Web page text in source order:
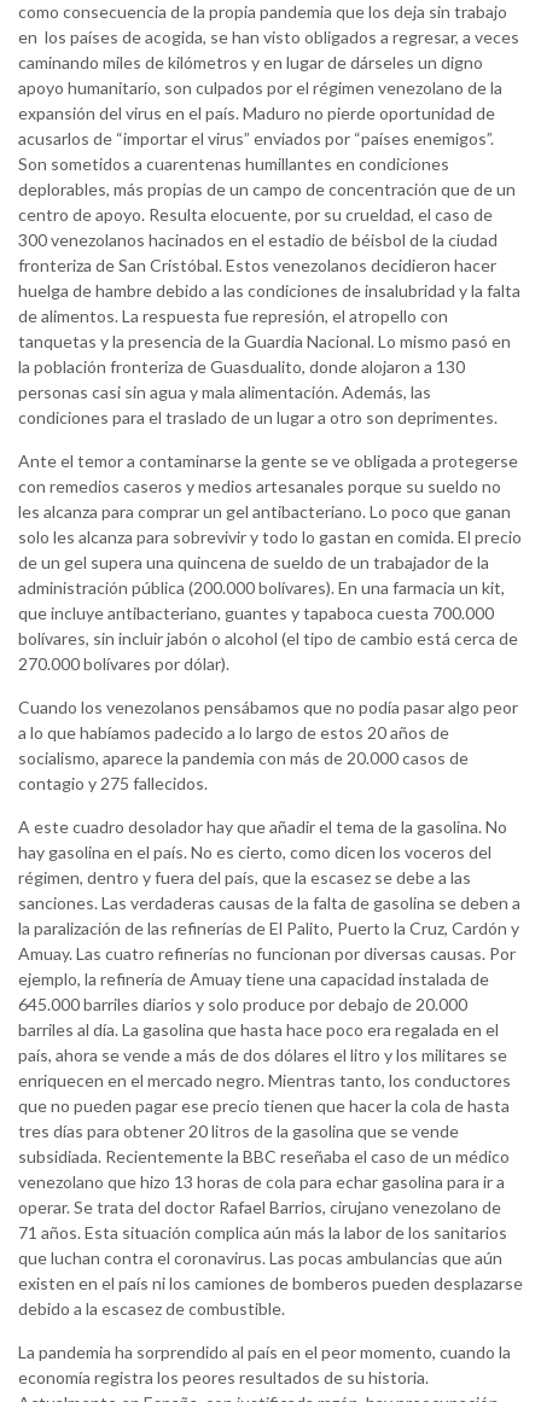
como consecuencia de la propia pandemia que los deja sin trabajo
en los países de acogida, se han visto obligados a regresar, a veces
caminando miles de kilómetros y en lugar de dárseles un digno
apoyo humanitario, son culpados por el régimen venezolano de la
expansión del virus en el país. Maduro no pierde oportunidad de
acusarlos de “importar el virus” enviados por “países enemigos”.
Son sometidos a cuarentenas humillantes en condiciones
deplorables, más propias de un campo de concentración que de un
centro de apoyo. Resulta elocuente, por su crueldad, el caso de
300 venezolanos hacinados en el estadio de béisbol de la ciudad
fronteriza de San Cristóbal. Estos venezolanos decidieron hacer
huelga de hambre debido a las condiciones de insalubridad y la falta
de alimentos. La respuesta fue represión, el atropello con
tanquetas y la presencia de la Guardia Nacional. Lo mismo pasó en
la población fronteriza de Guasdualito, donde alojaron a 130
personas casi sin agua y mala alimentación. Además, las
condiciones para el traslado de un lugar a otro son deprimentes.
Ante el temor a contaminarse la gente se ve obligada a protegerse
con remedios caseros y medios artesanales porque su sueldo no
les alcanza para comprar un gel antibacteriano. Lo poco que ganan
solo les alcanza para sobrevivir y todo lo gastan en comida. El precio
de un gel supera una quincena de sueldo de un trabajador de la
administración pública (200.000 bolívares). En una farmacia un kit,
que incluye antibacteriano, guantes y tapaboca cuesta 700.000
bolívares, sin incluir jabón o alcohol (el tipo de cambio está cerca de
270.000 bolívares por dólar).
Cuando los venezolanos pensábamos que no podía pasar algo peor
a lo que habíamos padecido a lo largo de estos 20 años de
socialismo, aparece la pandemia con más de 20.000 casos de
contagio y 275 fallecidos.
A este cuadro desolador hay que añadir el tema de la gasolina. No
hay gasolina en el país. No es cierto, como dicen los voceros del
régimen, dentro y fuera del país, que la escasez se debe a las
sanciones. Las verdaderas causas de la falta de gasolina se deben a
la paralización de las refinerías de El Palito, Puerto la Cruz, Cardón y
Amuay. Las cuatro refinerías no funcionan por diversas causas. Por
ejemplo, la refinería de Amuay tiene una capacidad instalada de
645.000 barriles diarios y solo produce por debajo de 20.000
barriles al día. La gasolina que hasta hace poco era regalada en el
país, ahora se vende a más de dos dólares el litro y los militares se
enriquecen en el mercado negro. Mientras tanto, los conductores
que no pueden pagar ese precio tienen que hacer la cola de hasta
tres días para obtener 20 litros de la gasolina que se vende
subsidiada. Recientemente la BBC reseñaba el caso de un médico
venezolano que hizo 13 horas de cola para echar gasolina para ir a
operar. Se trata del doctor Rafael Barrios, cirujano venezolano de
71 años. Esta situación complica aún más la labor de los sanitarios
que luchan contra el coronavirus. Las pocas ambulancias que aún
existen en el país ni los camiones de bomberos pueden desplazarse
debido a la escasez de combustible.
La pandemia ha sorprendido al país en el peor momento, cuando la
economía registra los peores resultados de su historia.